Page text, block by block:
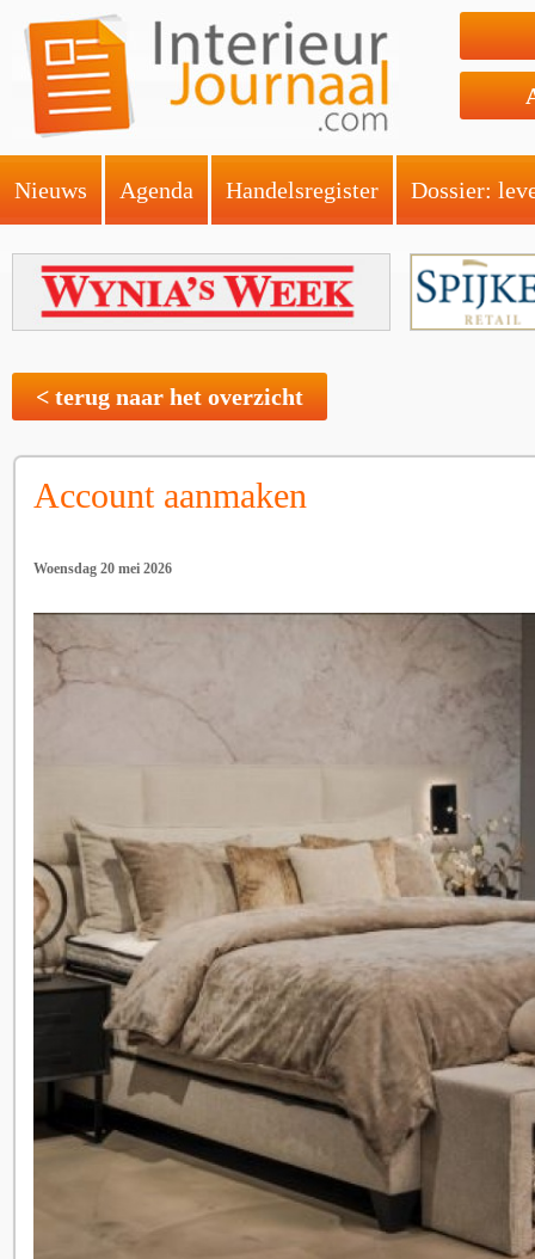
Nieuws Agenda Handelsregister Dossier:
< terug naar het overzicht
Account aanmaken
Woensdag 20 mei 2026